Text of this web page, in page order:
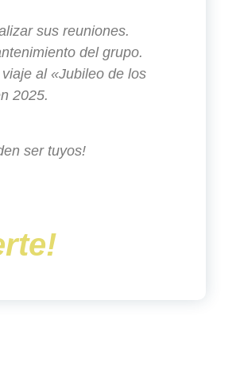
sus reuniones.
del grupo.
al «Jubileo de los
2025.
ser tuyos!